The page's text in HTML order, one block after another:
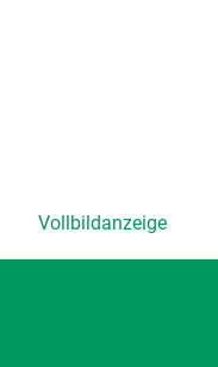
Vollbildanzeige